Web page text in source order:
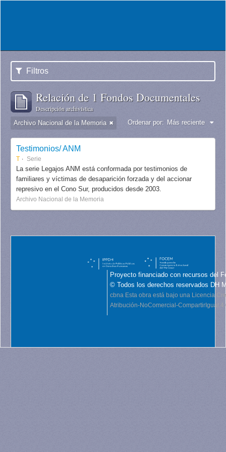
Filtros
Relación de 1 Fondos Documentales
Descripción archivística
Archivo Nacional de la Memoria Ordenar por: Más reciente
Testimonios/ ANM
T Serie
La serie Legajos ANM está conformada por testimonios de
familiares y víctimas de desaparición forzada y del accionar
represivo en el Cono Sur, producidos desde 2003.
Archivo Nacional de la Memoria
Proyecto financiado con recursos del
© Todos los derechos reservados DH
cbna Esta obra está bajo una Licencia
Atribución-NoComercial-CompartirIgual